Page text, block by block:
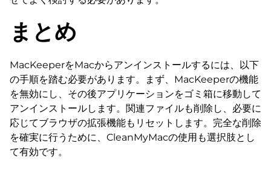
まとめ
MacKeeperをMacからアンインストールするには、以下
の手順を踏む必要があります。まず、MacKeeperの機能
を無効にし、その後アプリケーションをゴミ箱に移動して
アンインストールします。関連ファイルも削除し、必要に
応じてブラウザの拡張機能もリセットします。完全な削除
を確実に行うために、CleanMyMacの使用も選択肢とし
て有効です。